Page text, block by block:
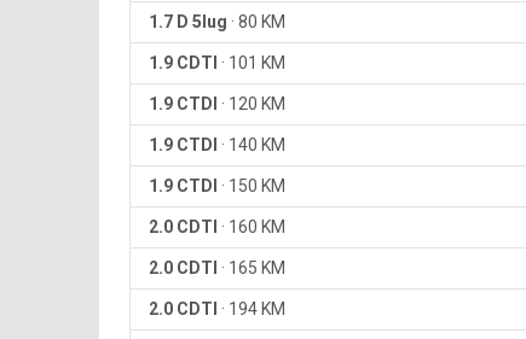
1.7 D 5lug · 80 KM
1.9 CDTI · 101 KM
1.9 CTDI · 120 KM
1.9 CTDI · 140 KM
1.9 CTDI · 150 KM
2.0 CDTI · 160 KM
2.0 CDTI · 165 KM
2.0 CDTI · 194 KM